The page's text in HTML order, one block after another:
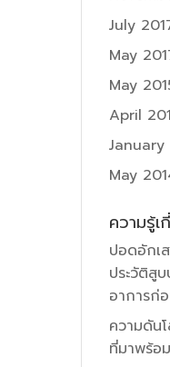
July
May
May
April
January
May
ความรู้
ปอดอักเ
ประวัติสู
อาการก่
ความดัน
ที่มาพร้อ